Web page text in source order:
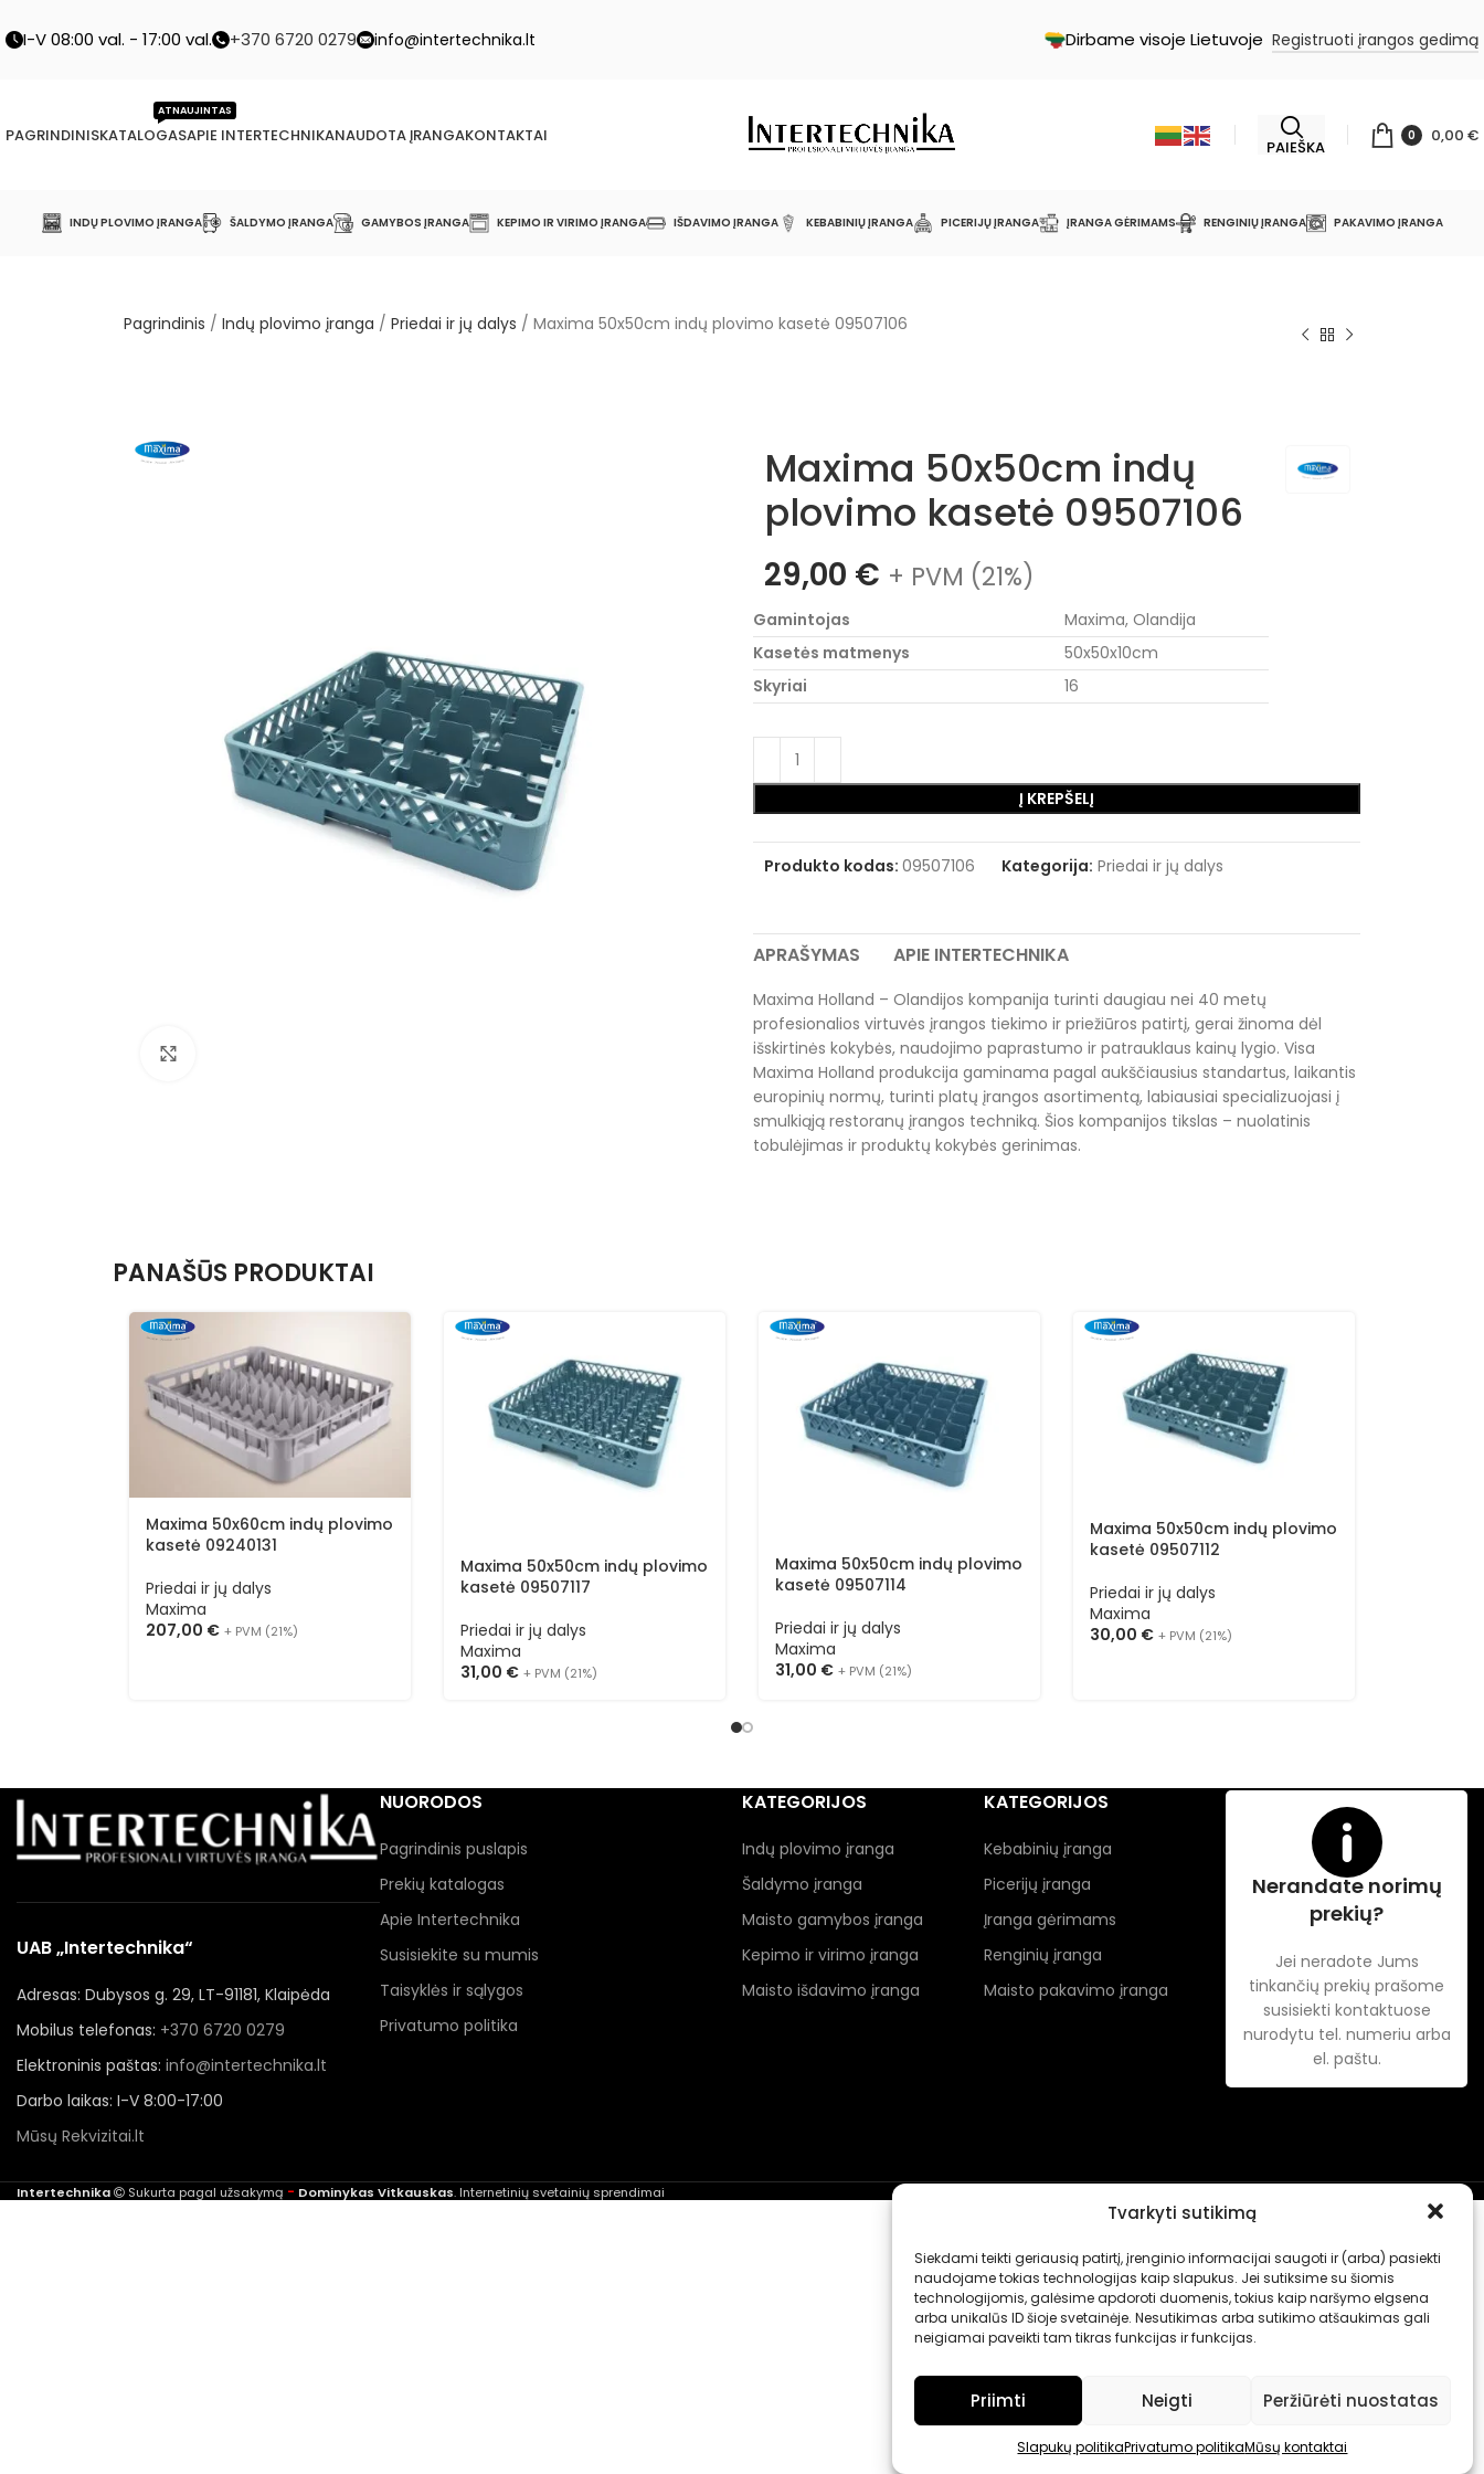
Tvarkyti sutikimą
Siekdami teikti geriausią patirtį, įrenginio informacijai saugoti ir (arba) pasiekti
naudojame tokias technologijas kaip slapukus. Jei sutiksime su šiomis
technologijomis, galėsime apdoroti duomenis, tokius kaip naršymo elgsena
arba unikalūs ID šioje svetainėje. Nesutikimas arba sutikimo atšaukimas gali
neigiamai paveikti tam tikras funkcijas ir funkcijas.
Priimti Neigti Peržiūrėti nuostatas
Slapukų politikaPrivatumo politikaMūsų kontaktai
I-V 08:00 val. - 17:00 val. +370 6720 0279 info@intertechnika.lt Dirbame visoje Lietuvoje Registruoti įrangos gedimą
PAGRINDINISKATALOGAS
ATNAUJINTAS
APIE INTERTECHNIKANAUDOTA ĮRANGAKONTAKTAI
PAIEŠKA
0 0,00 €
INDŲ PLOVIMO ĮRANGA ŠALDYMO ĮRANGA GAMYBOS ĮRANGA KEPIMO IR VIRIMO ĮRANGA IŠDAVIMO ĮRANGA KEBABINIŲ ĮRANGA PICERIJŲ ĮRANGA ĮRANGA GĖRIMAMS RENGINIŲ ĮRANGA PAKAVIMO ĮRANGA
Pagrindinis / Indų plovimo įranga / Priedai ir jų dalys / Maxima 50x50cm indų plovimo kasetė 09507106
Maxima 50x50cm indų
plovimo kasetė 09507106
29,00 € + PVM (21%)
Gamintojas
Maxima, Olandija
Kasetės matmenys
50x50x10cm
Skyriai
16
Į KREPŠELĮ
Produkto kodas: 09507106 Kategorija: Priedai ir jų dalys
APRAŠYMAS APIE INTERTECHNIKA
Maxima Holland – Olandijos kompanija turinti daugiau nei 40 metų
profesionalios virtuvės įrangos tiekimo ir priežiūros patirtį, gerai žinoma dėl
išskirtinės kokybės, naudojimo paprastumo ir patrauklaus kainų lygio. Visa
Maxima Holland produkcija gaminama pagal aukščiausius standartus, laikantis
europinių normų, turinti platų įrangos asortimentą, labiausiai specializuojasi į
smulkiąją restoranų įrangos techniką. Šios kompanijos tikslas – nuolatinis
tobulėjimas ir produktų kokybės gerinimas.
PANAŠŪS PRODUKTAI
Maxima 50x60cm indų plovimo
kasetė 09240131
Priedai ir jų dalys
Maxima
207,00 € + PVM (21%)
Maxima 50x50cm indų plovimo
kasetė 09507117
Priedai ir jų dalys
Maxima
31,00 € + PVM (21%)
Maxima 50x50cm indų plovimo
kasetė 09507114
Priedai ir jų dalys
Maxima
31,00 € + PVM (21%)
Maxima 50x50cm indų plovimo
kasetė 09507112
Priedai ir jų dalys
Maxima
30,00 € + PVM (21%)
UAB „Intertechnika“
Adresas: Dubysos g. 29, LT-91181, Klaipėda
Mobilus telefonas: +370 6720 0279
Elektroninis paštas: info@intertechnika.lt
Darbo laikas: I-V 8:00-17:00
Mūsų Rekvizitai.lt
NUORODOS
Pagrindinis puslapis
Prekių katalogas
Apie Intertechnika
Susisiekite su mumis
Taisyklės ir sąlygos
Privatumo politika
KATEGORIJOS
Indų plovimo įranga
Šaldymo įranga
Maisto gamybos įranga
Kepimo ir virimo įranga
Maisto išdavimo įranga
KATEGORIJOS
Kebabinių įranga
Picerijų įranga
Įranga gėrimams
Renginių įranga
Maisto pakavimo įranga
Nerandate norimų
prekių?
Jei neradote Jums
tinkančių prekių prašome
susisiekti kontaktuose
nurodytu tel. numeriu arba
el. paštu.
Intertechnika Sukurta pagal užsakymą - Dominykas Vitkauskas. Internetinių svetainių sprendimai